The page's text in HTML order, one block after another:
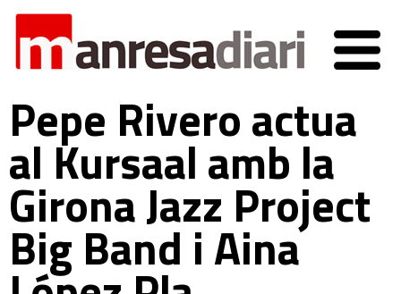
Pepe Rivero actua
al Kursaal amb la
Girona Jazz Project
Big Band i Aina